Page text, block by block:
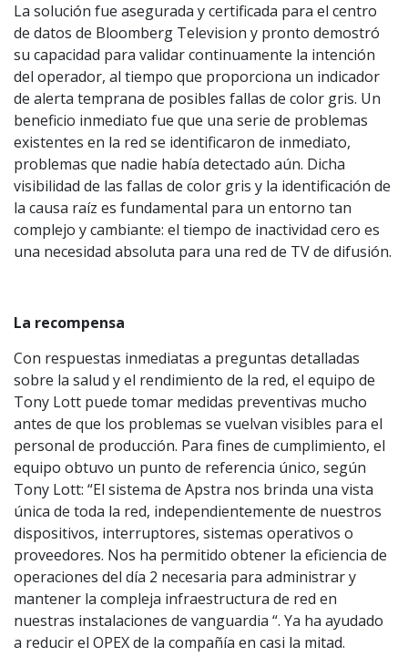
La solución fue asegurada y certificada para el centro
de datos de Bloomberg Television y pronto demostró
su capacidad para validar continuamente la intención
del operador, al tiempo que proporciona un indicador
de alerta temprana de posibles fallas de color gris. Un
beneficio inmediato fue que una serie de problemas
existentes en la red se identificaron de inmediato,
problemas que nadie había detectado aún. Dicha
visibilidad de las fallas de color gris y la identificación de
la causa raíz es fundamental para un entorno tan
complejo y cambiante: el tiempo de inactividad cero es
una necesidad absoluta para una red de TV de difusión.
La recompensa
Con respuestas inmediatas a preguntas detalladas
sobre la salud y el rendimiento de la red, el equipo de
Tony Lott puede tomar medidas preventivas mucho
antes de que los problemas se vuelvan visibles para el
personal de producción. Para fines de cumplimiento, el
equipo obtuvo un punto de referencia único, según
Tony Lott: “El sistema de Apstra nos brinda una vista
única de toda la red, independientemente de nuestros
dispositivos, interruptores, sistemas operativos o
proveedores. Nos ha permitido obtener la eficiencia de
operaciones del día 2 necesaria para administrar y
mantener la compleja infraestructura de red en
nuestras instalaciones de vanguardia “. Ya ha ayudado
a reducir el OPEX de la compañía en casi la mitad.